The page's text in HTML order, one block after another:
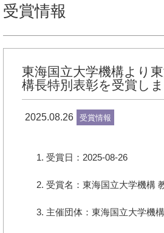
受賞情報
東海国立大学機構より
構長特別表彰を受賞し
2025.08.26 受賞情報
受賞日：2025-08-26
受賞名：東海国立大学機構
主催団体：東海国立大学機構